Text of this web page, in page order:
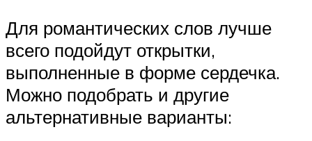
Для романтических слов лучше
всего подойдут открытки,
выполненные в форме сердечка.
Можно подобрать и другие
альтернативные варианты: